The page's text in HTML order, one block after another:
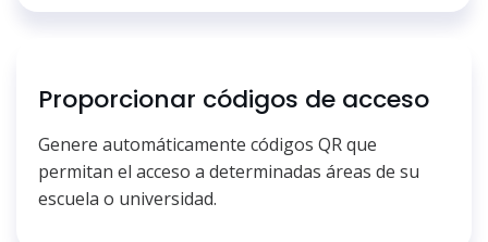
Proporcionar códigos de acceso
Genere automáticamente códigos QR que
permitan el acceso a determinadas áreas de su
escuela o universidad.